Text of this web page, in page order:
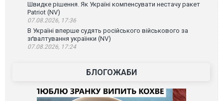
Швидке рішення. Як Україні компенсувати нестачу ракет
Patriot (NV)
07.08.2026, 17:36
В Україні вперше судять російського військового за
зґвалтування українки (NV)
07.08.2026, 17:24
БЛОГОЖАБИ